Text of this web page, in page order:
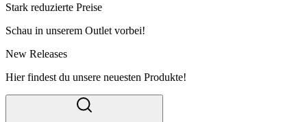
Stark reduzierte Preise
Schau in unserem Outlet vorbei!
New Releases
Hier findest du unsere neuesten Produkte!